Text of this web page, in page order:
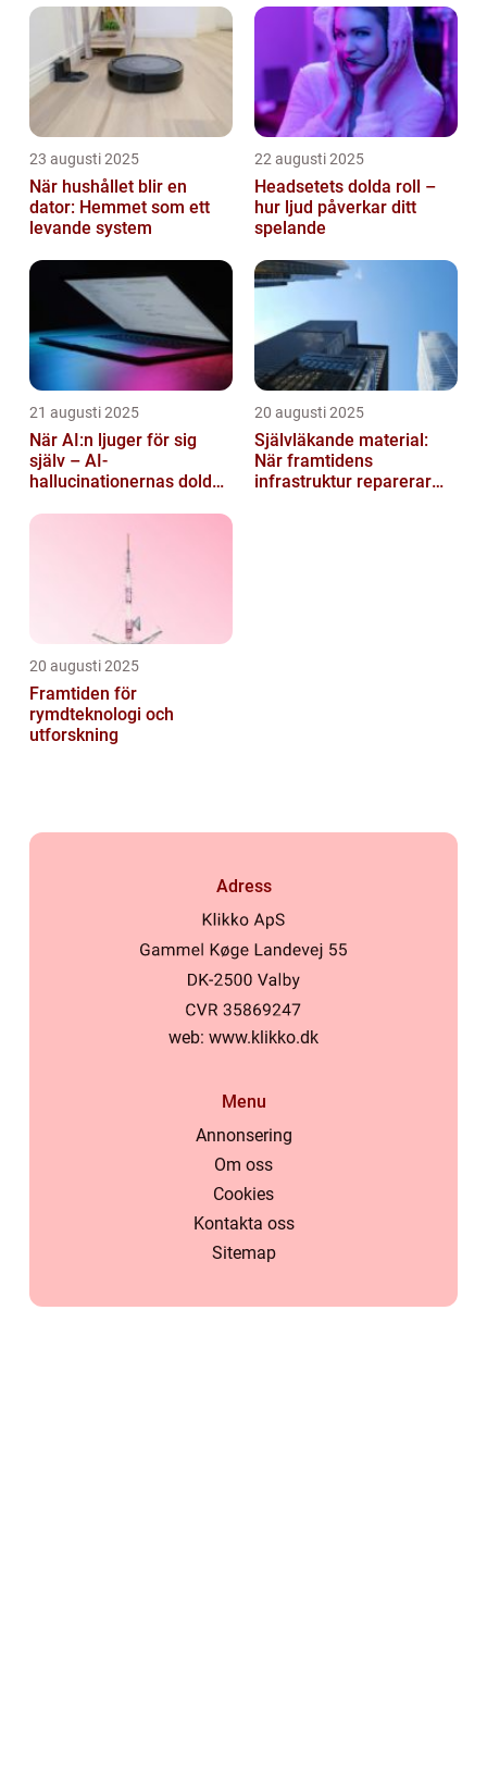
23 augusti 2025
När hushållet blir en
dator: Hemmet som ett
levande system
22 augusti 2025
Headsetets dolda roll –
hur ljud påverkar ditt
spelande
21 augusti 2025
När AI:n ljuger för sig
själv – AI-
hallucinationernas dolda
20 augusti 2025
Självläkande material:
När framtidens
infrastruktur reparerar
20 augusti 2025
Framtiden för
rymdteknologi och
utforskning
Adress
web: www.klikko.dk
Menu
Annonsering
Om oss
Cookies
Kontakta oss
Sitemap